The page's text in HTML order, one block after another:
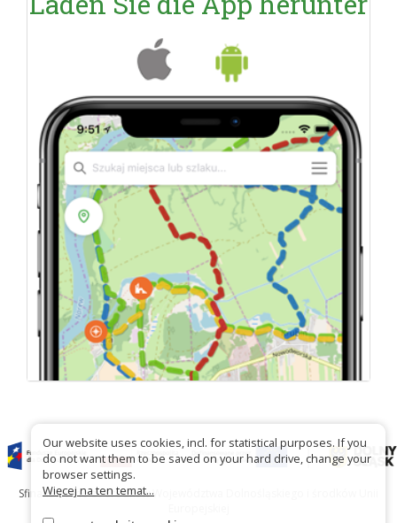
Sfinansowano ze środków Województwa Dolnośląskiego i środków Unii
Our website uses cookies, incl. for statistical purposes. If you
do not want them to be saved on your hard drive, change your
browser settings.
Więcej na ten temat...